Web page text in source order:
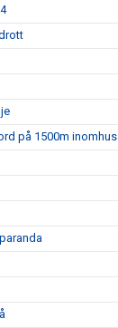
på 1500m inomhus